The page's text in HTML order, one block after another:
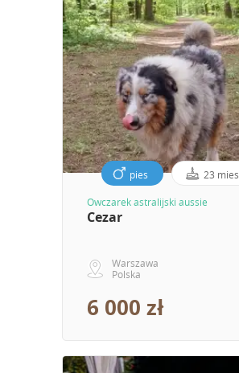
pies 23 mies.
Owczarek astralijski aussie
Cezar
Warszawa
Polska
6 000 zł